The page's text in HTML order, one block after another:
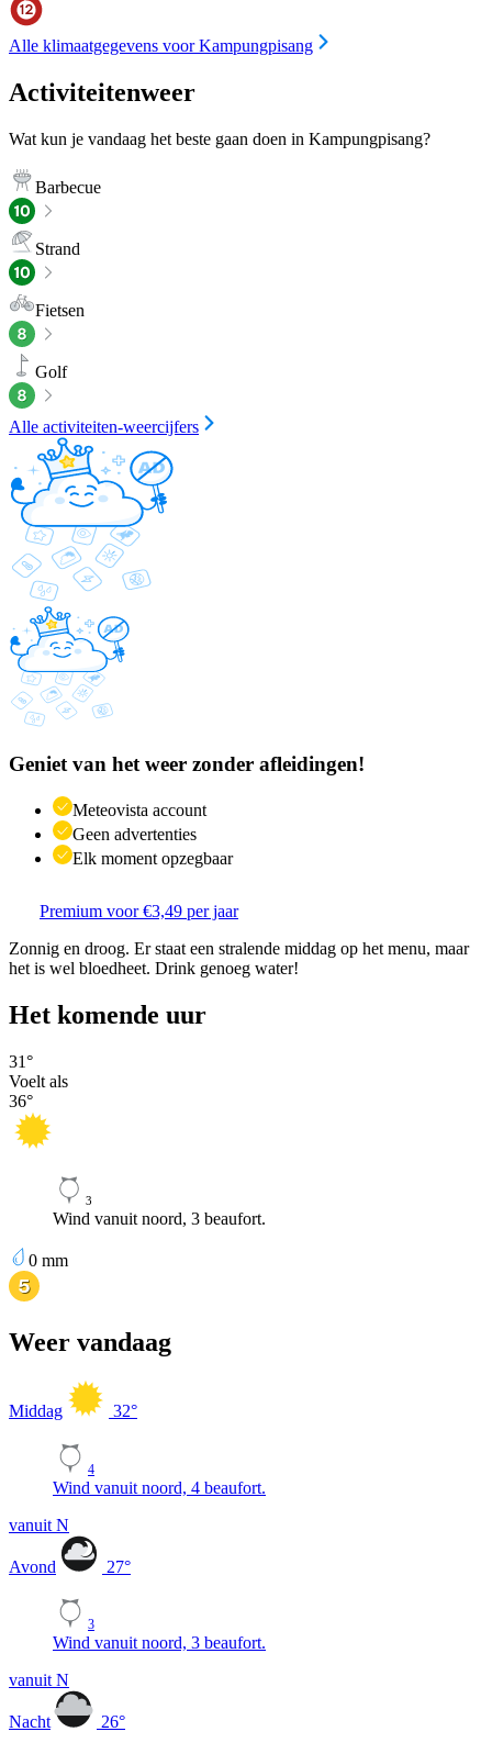
Alle klimaatgegevens voor Kampungpisang
Activiteitenweer
Wat kun je vandaag het beste gaan doen in Kampungpisang?
Barbecue
Strand
Fietsen
Golf
Alle activiteiten-weercijfers
Geniet van het weer zonder afleidingen!
Meteovista account
Geen advertenties
Elk moment opzegbaar
Premium voor €3,49 per jaar
Zonnig en droog. Er staat een stralende middag op het menu, maar
het is wel bloedheet. Drink genoeg water!
Het komende uur
31°
Voelt als
36°
3
Wind vanuit noord, 3 beaufort.
0 mm
Weer vandaag
Middag 32°
4
Wind vanuit noord, 4 beaufort.
vanuit N
Avond 27°
3
Wind vanuit noord, 3 beaufort.
vanuit N
Nacht 26°